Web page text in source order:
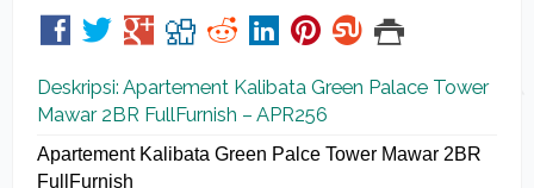
Deskripsi: Apartement Kalibata Green Palace Tower
Mawar 2BR FullFurnish – APR256
Apartement Kalibata Green Palce Tower Mawar 2BR
FullFurnish